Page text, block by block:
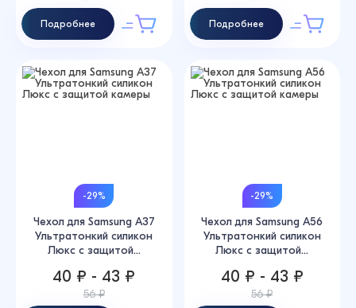
Подробнее Подробнее
-29%
Чехол для Samsung A37
Ультратонкий силикон
Люкс с защитой...
40 ₽ - 43 ₽
56 ₽
-29%
Чехол для Samsung A56
Ультратонкий силикон
Люкс с защитой...
40 ₽ - 43 ₽
56 ₽